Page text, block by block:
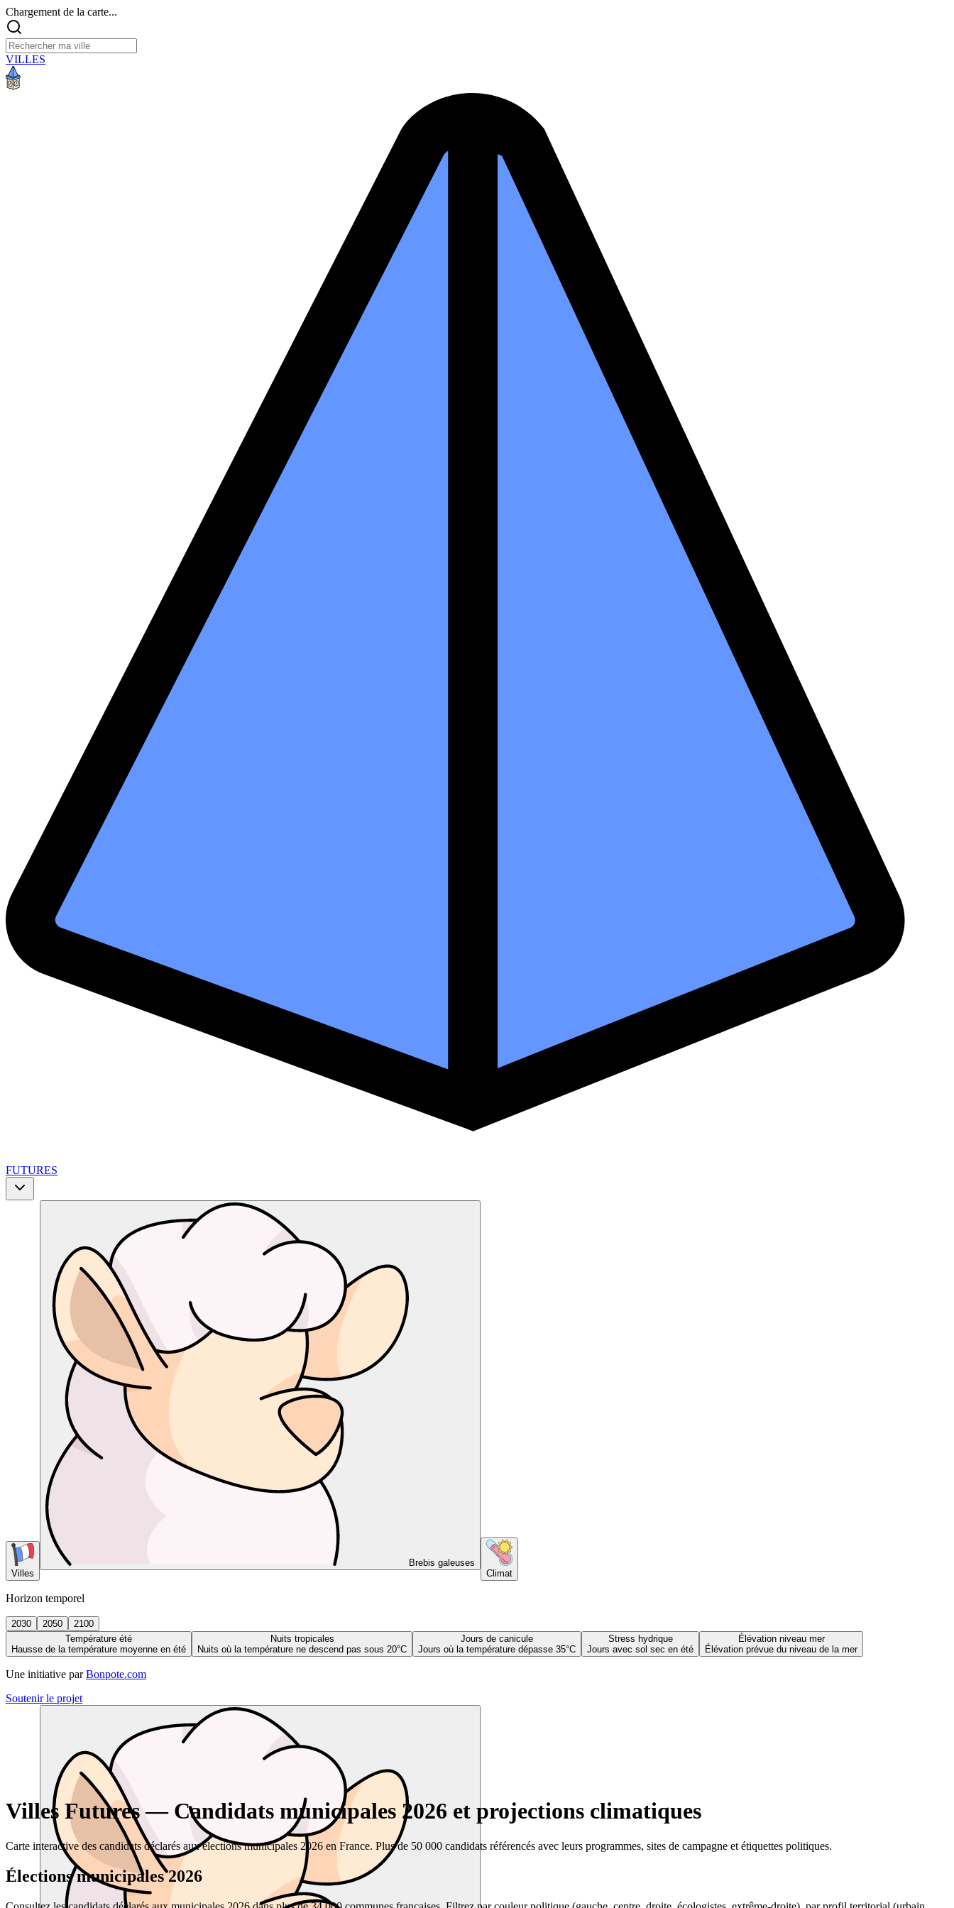
Chargement de la carte...
VILLES
FUTURES
Villes
Brebis galeuses
Climat
Horizon temporel
2030 2050
2100
Température été
Hausse de la température moyenne en été
Nuits tropicales
Nuits où la température ne descend pas sous 20°C
Jours de canicule
Jours où la température dépasse 35°C
Stress hydrique
Jours avec sol sec en été
Élévation niveau mer
Élévation prévue du niveau de la mer
Une initiative par Bonpote.com
Soutenir le projet
Villes Futures — Candidats municipales 2026 et projections climatiques
Carte interactive des candidats déclarés aux élections municipales 2026 en France. Plus de 50 000 candidats référencés avec leurs programmes, sites de campagne et étiquettes politiques.
Élections municipales 2026